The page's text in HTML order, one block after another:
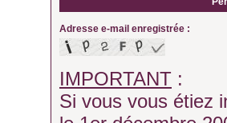
Adresse e-mail enregistrée :
IMPORTANT :
Si vous vous étiez